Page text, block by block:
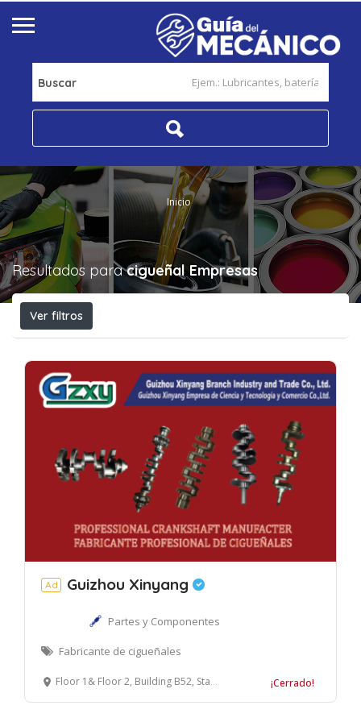
Buscar
Inicio
Resultados paracigueñal Empresas
Ver filtros
Ad Guizhou Xinyang
Partes y Componentes
Fabricante de cigueñales
Floor 1& Floor 2, Building B52, Standard Building, NO.299, Zongbao Road, Guiyang Free Trade Zone, Guiyang, China 550017 ¡Cerrado!